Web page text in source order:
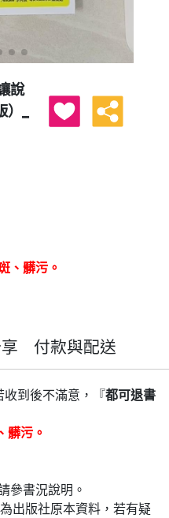
說
_
、髒污。
付款與配送
到後不滿意，『都可退書
髒污。
參書況說明。
出版社原本資料，若有疑